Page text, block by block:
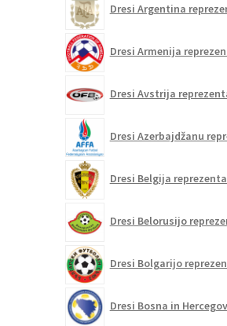
Dresi Argentina
Dresi Armenija
Dresi Avstrija
Dresi Azerbajdžanu
Dresi Belgija
Dresi Belorusijo
Dresi Bolgarijo
Dresi Bosna in